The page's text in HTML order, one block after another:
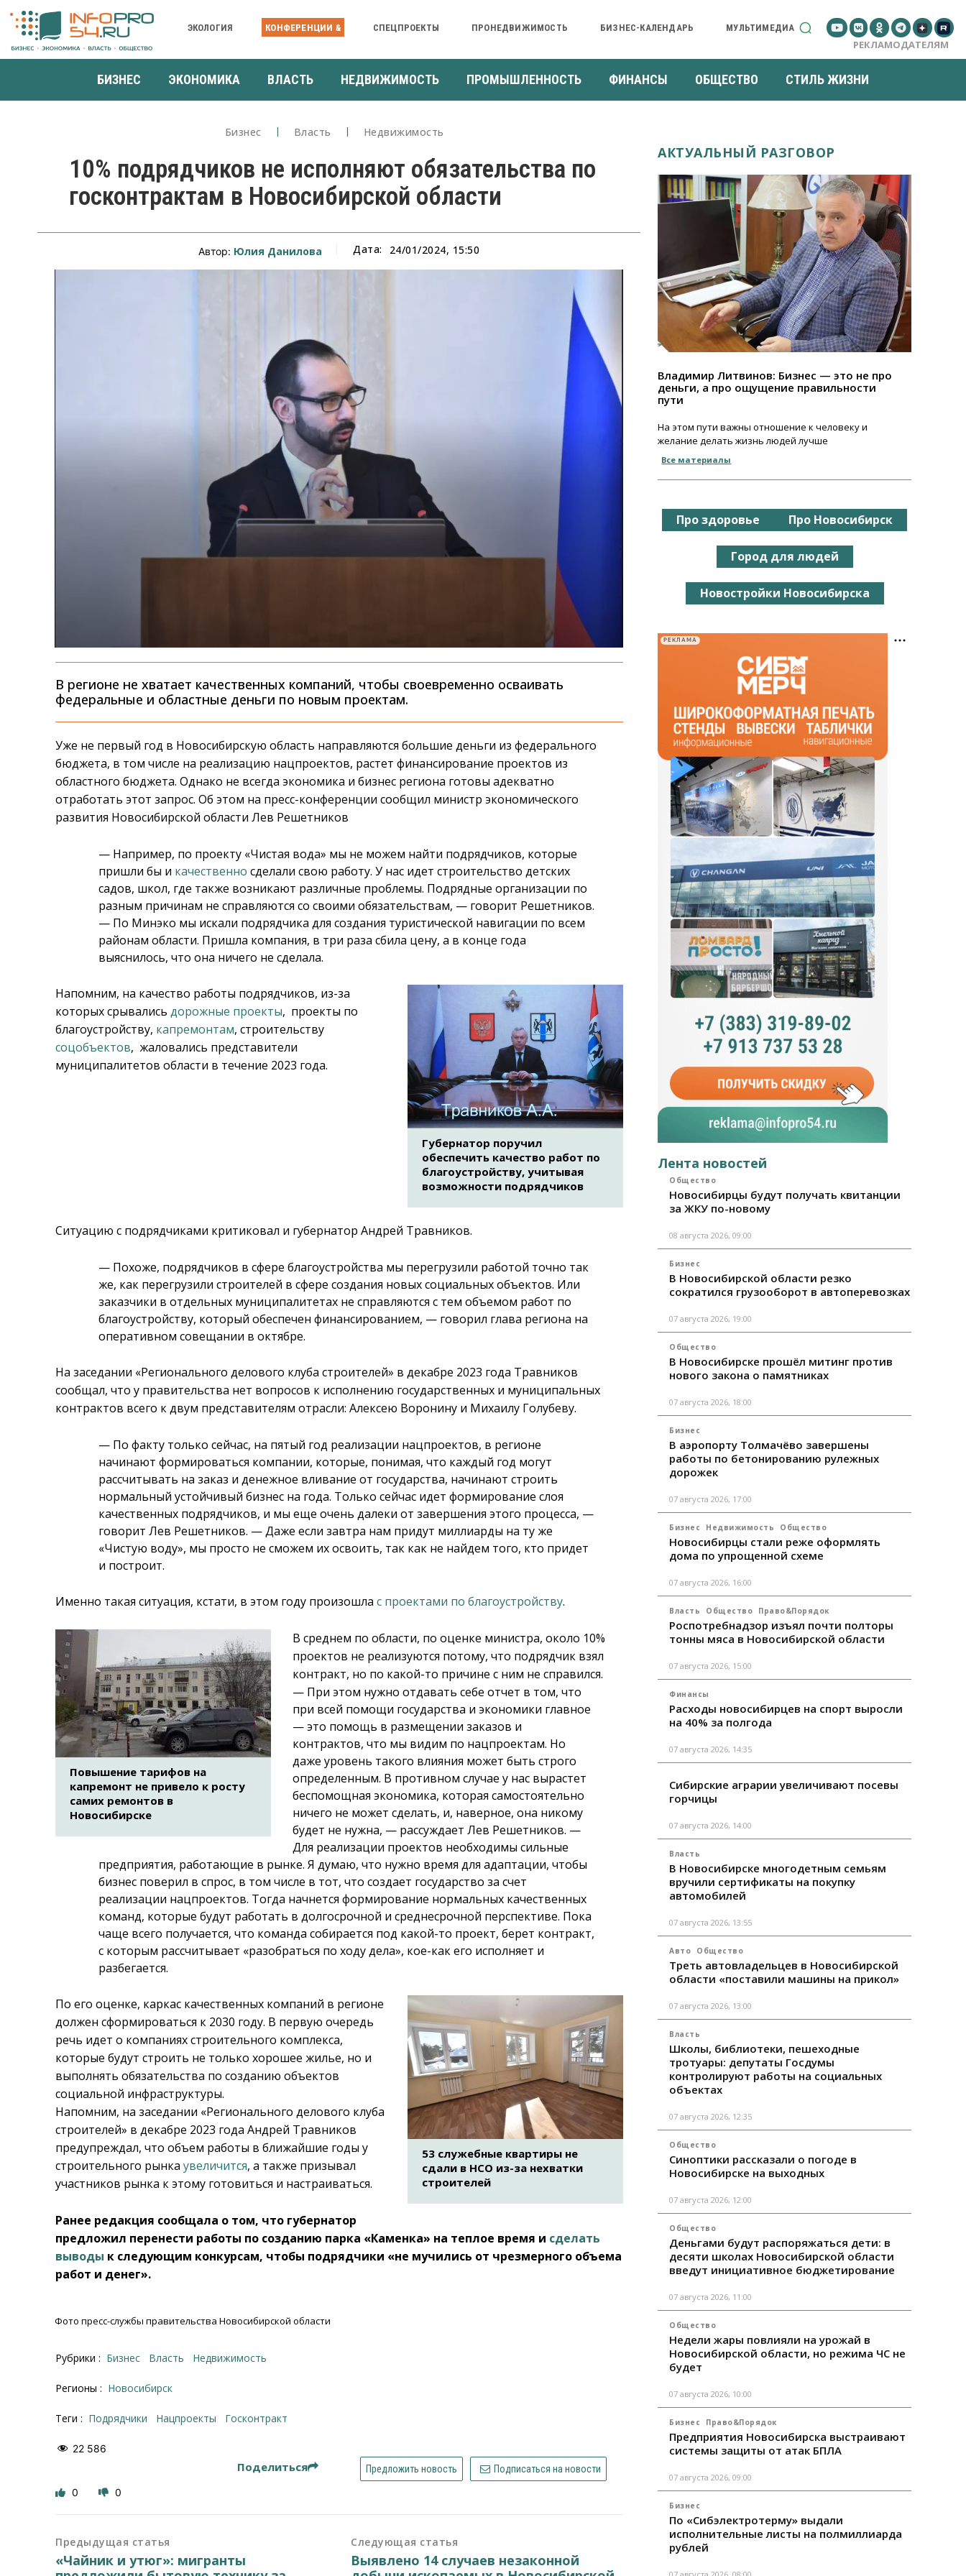
ЭКОЛОГИЯ КОНФЕРЕНЦИИ & СПЕЦПРОЕКТЫ ПРОНЕДВИЖИМОСТЬ БИЗНЕС-КАЛЕНДАРЬ МУЛЬТИМЕДИА
РЕКЛАМОДАТЕЛЯМ
БИЗНЕС ЭКОНОМИКА ВЛАСТЬ НЕДВИЖИМОСТЬ ПРОМЫШЛЕННОСТЬ ФИНАНСЫ ОБЩЕСТВО СТИЛЬ ЖИЗНИ
Бизнес Власть Недвижимость
10% подрядчиков не исполняют обязательства по
госконтрактам в Новосибирской области
Автор: Юлия Данилова Дата: 24/01/2024, 15:50
В регионе не хватает качественных компаний, чтобы своевременно осваивать
федеральные и областные деньги по новым проектам.
Уже не первый год в Новосибирскую область направляются большие деньги из федерального
бюджета, в том числе на реализацию нацпроектов, растет финансирование проектов из
областного бюджета. Однако не всегда экономика и бизнес региона готовы адекватно
отработать этот запрос. Об этом на пресс-конференции сообщил министр экономического
развития Новосибирской области Лев Решетников
— Например, по проекту «Чистая вода» мы не можем найти подрядчиков, которые
пришли бы и качественно сделали свою работу. У нас идет строительство детских
садов, школ, где также возникают различные проблемы. Подрядные организации по
разным причинам не справляются со своими обязательствам, — говорит Решетников.
— По Минэко мы искали подрядчика для создания туристической навигации по всем
районам области. Пришла компания, в три раза сбила цену, а в конце года
выяснилось, что она ничего не сделала.
Губернатор поручил
обеспечить качество работ по
благоустройству, учитывая
возможности подрядчиков
Напомним, на качество работы подрядчиков, из-за
которых срывалисьдорожные проекты, проекты по
благоустройству, капремонтам, строительству
соцобъектов, жаловались представители
муниципалитетов области в течение 2023 года.
Ситуацию с подрядчиками критиковал и губернатор Андрей Травников.
— Похоже, подрядчиков в сфере благоустройства мы перегрузили работой точно так
же, как перегрузили строителей в сфере создания новых социальных объектов. Или
заказчики в отдельных муниципалитетах не справляются с тем объемом работ по
благоустройству, который обеспечен финансированием, — говорил глава региона на
оперативном совещании в октябре.
На заседании «Регионального делового клуба строителей» в декабре 2023 года Травников
сообщал, что у правительства нет вопросов к исполнению государственных и муниципальных
контрактов всего к двум представителям отрасли: Алексею Воронину и Михаилу Голубеву.
— По факту только сейчас, на пятый год реализации нацпроектов, в регионе
начинают формироваться компании, которые, понимая, что каждый год могут
рассчитывать на заказ и денежное вливание от государства, начинают строить
нормальный устойчивый бизнес на года. Только сейчас идет формирование слоя
качественных подрядчиков, и мы еще очень далеки от завершения этого процесса, —
говорит Лев Решетников. — Даже если завтра нам придут миллиарды на ту же
«Чистую воду», мы просто не сможем их освоить, так как не найдем того, кто придет
и построит.
Именно такая ситуация, кстати, в этом году произошлас проектами по благоустройству.
Повышение тарифов на
капремонт не привело к росту
самих ремонтов в
Новосибирске
В среднем по области, по оценке министра, около 10%
проектов не реализуются потому, что подрядчик взял
контракт, но по какой-то причине с ним не справился.
— При этом нужно отдавать себе отчет в том, что
при всей помощи государства и экономики главное
— это помощь в размещении заказов и
контрактов, что мы видим по нацпроектам. Но
даже уровень такого влияния может быть строго
определенным. В противном случае у нас вырастет
беспомощная экономика, которая самостоятельно
ничего не может сделать, и, наверное, она никому
будет не нужна, — рассуждает Лев Решетников. —
Для реализации проектов необходимы сильные
предприятия, работающие в рынке. Я думаю, что нужно время для адаптации, чтобы
бизнес поверил в спрос, в том числе в тот, что создает государство за счет
реализации нацпроектов. Тогда начнется формирование нормальных качественных
команд, которые будут работать в долгосрочной и среднесрочной перспективе. Пока
чаще всего получается, что команда собирается под какой-то проект, берет контракт,
с которым рассчитывает «разобраться по ходу дела», кое-как его исполняет и
разбегается.
53 служебные квартиры не
сдали в НСО из-за нехватки
строителей
По его оценке, каркас качественных компаний в регионе
должен сформироваться к 2030 году. В первую очередь
речь идет о компаниях строительного комплекса,
которые будут строить не только хорошее жилье, но и
выполнять обязательства по созданию объектов
социальной инфраструктуры.
Напомним, на заседании «Регионального делового клуба
строителей» в декабре 2023 года Андрей Травников
предупреждал, что объем работы в ближайшие годы у
строительного рынкаувеличится, а также призывал
участников рынка к этому готовиться и настраиваться.
Ранее редакция сообщала о том, что губернатор
предложил перенести работы по созданию парка «Каменка» на теплое время и сделать
выводы к следующим конкурсам, чтобы подрядчики «не мучились от чрезмерного объема
работ и денег».
Фото пресс-службы правительства Новосибирской области
Рубрики : Бизнес Власть Недвижимость
Регионы : Новосибирск
Теги : подрядчики нацпроекты госконтракт
22 586
Поделиться Предложить новость Подписаться на новости
0 0
Предыдущая статья
«Чайник и утюг»: мигранты
Следующая статья
Выявлено 14 случаев незаконной
АКТУАЛЬНЫЙ РАЗГОВОР
Владимир Литвинов: Бизнес — это не про
деньги, а про ощущение правильности
пути
На этом пути важны отношение к человеку и
желание делать жизнь людей лучше
Все материалы
Про здоровье Про Новосибирск
Город для людей
Новостройки Новосибирска
РЕКЛАМА
Лента новостей
Общество
Новосибирцы будут получать квитанции
за ЖКУ по-новому
08 августа 2026, 09:00
Бизнес
В Новосибирской области резко
сократился грузооборот в автоперевозках
07 августа 2026, 19:00
Общество
В Новосибирске прошёл митинг против
нового закона о памятниках
07 августа 2026, 18:00
Бизнес
В аэропорту Толмачёво завершены
работы по бетонированию рулежных
дорожек
07 августа 2026, 17:00
Бизнес Недвижимость Общество
Новосибирцы стали реже оформлять
дома по упрощенной схеме
07 августа 2026, 16:00
Власть Общество Право&Порядок
Роспотребнадзор изъял почти полторы
тонны мяса в Новосибирской области
07 августа 2026, 15:00
Финансы
Расходы новосибирцев на спорт выросли
на 40% за полгода
07 августа 2026, 14:35
Сибирские аграрии увеличивают посевы
горчицы
07 августа 2026, 14:00
Власть
В Новосибирске многодетным семьям
вручили сертификаты на покупку
автомобилей
07 августа 2026, 13:55
Авто Общество
Треть автовладельцев в Новосибирской
области «поставили машины на прикол»
07 августа 2026, 13:00
Власть
Школы, библиотеки, пешеходные
тротуары: депутаты Госдумы
контролируют работы на социальных
объектах
07 августа 2026, 12:35
Общество
Синоптики рассказали о погоде в
Новосибирске на выходных
07 августа 2026, 12:00
Общество
Деньгами будут распоряжаться дети: в
десяти школах Новосибирской области
введут инициативное бюджетирование
07 августа 2026, 11:00
Общество
Недели жары повлияли на урожай в
Новосибирской области, но режима ЧС не
будет
07 августа 2026, 10:00
Бизнес Право&Порядок
Предприятия Новосибирска выстраивают
системы защиты от атак БПЛА
07 августа 2026, 09:00
Бизнес
По «Сибэлектротерму» выдали
исполнительные листы на полмиллиарда
рублей